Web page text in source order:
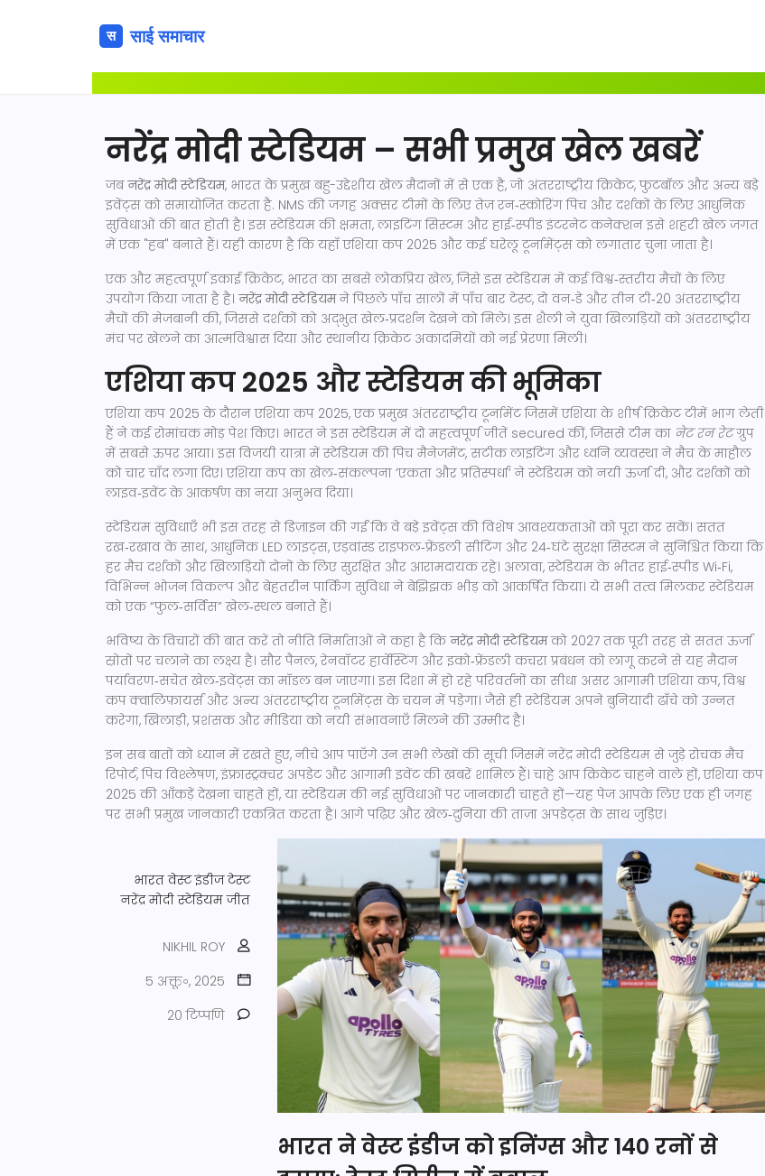
नरेंद्र मोदी स्टेडियम – सभी प्रमुख खेल खबरें
जबनरेंद्र मोदी स्टेडियम, भारत के प्रमुख बहु-उद्देशीय खेल मैदानों में से एक है, जो अंतरराष्ट्रीय क्रिकेट, फुटबॉल और अन्य बड़े
इवेंट्स को समायोजित करता है. NMS की जगह अक्सर टीमों के लिए तेज़ रन‑स्कोरिंग पिच और दर्शकों के लिए आधुनिक
सुविधाओं की बात होती है। इस स्टेडियम की क्षमता, लाइटिंग सिस्टम और हाई‑स्पीड इंटरनेट कनेक्शन इसे शहरी खेल जगत
में एक "हब" बनाते हैं। यही कारण है कि यहाँ एशिया कप 2025 और कई घरेलू टूर्नामेंट्स को लगातार चुना जाता है।
एक और महत्वपूर्ण इकाईक्रिकेट, भारत का सबसे लोकप्रिय खेल, जिसे इस स्टेडियम में कई विश्व‑स्तरीय मैचों के लिए
उपयोग किया जाता हैहै। नरेंद्र मोदी स्टेडियमने पिछले पाँच सालों में पाँच बार टेस्ट, दो वन‑डे और तीन टी‑20 अंतरराष्ट्रीय
मैचों की मेजबानी की, जिससे दर्शकों को अद्भुत खेल‑प्रदर्शन देखने को मिले। इस शैली ने युवा खिलाड़ियों को अंतरराष्ट्रीय
मंच पर खेलने का आत्मविश्वास दिया और स्थानीय क्रिकेट अकादमियों को नई प्रेरणा मिली।
एशिया कप 2025 और स्टेडियम की भूमिका
एशिया कप 2025 के दौरानएशिया कप 2025,एक प्रमुख अंतरराष्ट्रीय टूर्नामेंट जिसमें एशिया के शीर्ष क्रिकेट टीमें भाग लेती
हैंने कई रोमांचक मोड़ पेश किए। भारत ने इस स्टेडियम में दो महत्वपूर्ण जीतें secured कीं, जिससे टीम का नेट रन रेटग्रुप
में सबसे ऊपर आया। इस विजयी यात्रा में स्टेडियम की पिच मैनेजमेंट, सटीक लाइटिंग और ध्वनि व्यवस्था ने मैच के माहौल
को चार चाँद लगा दिए। एशिया कप का खेल‑संकल्पना ‘एकता और प्रतिस्पर्धा’ ने स्टेडियम को नयी ऊर्जा दी, और दर्शकों को
लाइव‑इवेंट के आकर्षण का नया अनुभव दिया।
स्टेडियम सुविधाएँ भी इस तरह से डिज़ाइन की गईं कि वे बड़े इवेंट्स की विशेष आवश्यकताओं को पूरा कर सकें। सतत
रख‑रखाव के साथ, आधुनिक LED लाइट्स, एड़वांस्ड राइफल‑फ्रेंडली सीटिंग और 24‑घंटे सुरक्षा सिस्टम ने सुनिश्चित किया कि
हर मैच दर्शकों और खिलाड़ियों दोनों के लिए सुरक्षित और आरामदायक रहे। अलावा, स्टेडियम के भीतर हाई‑स्पीड Wi‑Fi,
विभिन्न भोजन विकल्प और बेहतरीन पार्किंग सुविधा ने बेझिझक भीड़ को आकर्षित किया। ये सभी तत्व मिलकर स्टेडियम
को एक “फुल‑सर्विस” खेल‑स्थल बनाते हैं।
भविष्य के विचारों की बात करें तो नीति निर्माताओं ने कहा है किनरेंद्र मोदी स्टेडियमको 2027 तक पूरी तरह से सतत ऊर्जा
स्रोतों पर चलाने का लक्ष्य है। सौर पैनल, रेनवॉटर हार्वेस्टिंग और इको‑फ्रेंडली कचरा प्रबंधन को लागू करने से यह मैदान
पर्यावरण‑सचेत खेल‑इवेंट्स का मॉडल बन जाएगा। इस दिशा में हो रहे परिवर्तनों का सीधा असर आगामी एशिया कप, विश्व
कप क्वालिफ़ायर्स और अन्य अंतरराष्ट्रीय टूर्नामेंट्स के चयन में पड़ेगा। जैसे ही स्टेडियम अपने बुनियादी ढाँचे को उन्नत
करेगा, खिलाड़ी, प्रशंसक और मीडिया को नयी संभावनाएँ मिलने की उम्मीद है।
इन सब बातों को ध्यान में रखते हुए, नीचे आप पाएँगे उन सभी लेखों की सूची जिसमें नरेंद्र मोदी स्टेडियम से जुड़े रोचक मैच
रिपोर्ट, पिच विश्लेषण, इंफ्रास्ट्रक्चर अपडेट और आगामी इवेंट की खबरें शामिल हैं। चाहे आप क्रिकेट चाहने वाले हों, एशिया कप
2025 की आँकड़ें देखना चाहते हों, या स्टेडियम की नई सुविधाओं पर जानकारी चाहते हों—यह पेज आपके लिए एक ही जगह
पर सभी प्रमुख जानकारी एकत्रित करता है। आगे पढ़िए और खेल‑दुनिया की ताज़ा अपडेट्स के साथ जुड़िए।
भारत वेस्ट इंडीज टेस्ट
नरेंद्र मोदी स्टेडियम जीत
NIKHIL ROY
5 अक्तू॰, 2025
20 टिप्पणि
भारत ने वेस्ट इंडीज को इनिंग्स और 140 रनों से